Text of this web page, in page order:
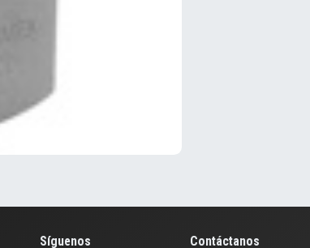
Síguenos Contáctanos